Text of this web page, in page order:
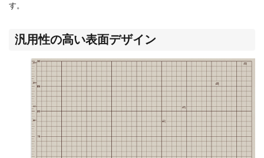
す。
汎用性の高い表面デザイン